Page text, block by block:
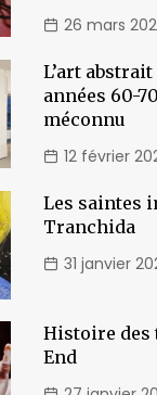
26 mars
L’art
années 60-
méconnu
12 février
Les saintes
Tranchida
31 janvier
Histoire des
End